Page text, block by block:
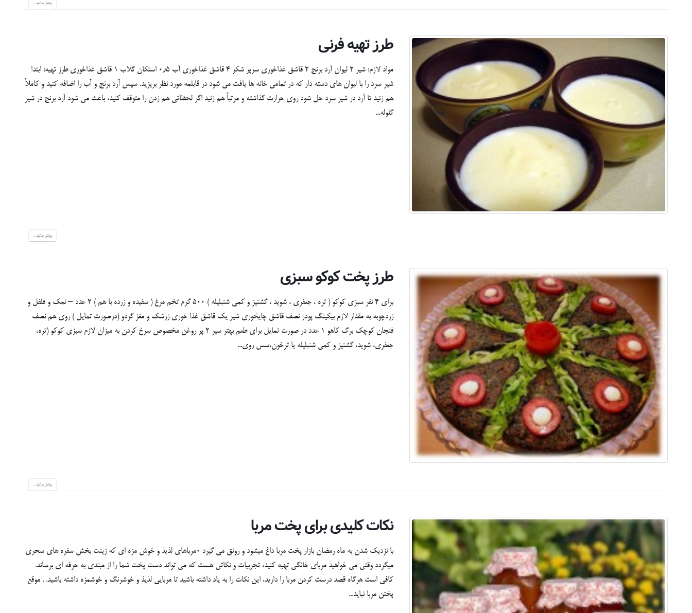
بیشتر بدانید...
طرز تهیه فرنی
مواد لازم: شیر ۲ لیوان آرد برنج ۲ قاشق غذاخوری سرپر شکر ۴ قاشق غذاخوری آب ۰٫۵ استکان گلاب ۱ قاشق غذاخوری طرز تهیه: ابتدا
شیر سرد را با لیوان های دسته دار که در تمامی خانه ها یافت می شود در قابلمه مورد نظر بریزید. سپس آرد برنج و آب را اضافه کنید و کاملاً
هم زنید تا آرد در شیر سرد حل شود روی حرارت گذاشته و مرتباً هم زنید اگر لحظاتی هم زدن را متوقف کنید، باعث می شود آرد برنج در شیر
گلوله...
بیشتر بدانید...
طرز پخت کوکو سبزی
برای ۴ نفر سبزی کوکو ( تره ، جعفری ، شوید ، گشنیز و کمی شنبلیله ) ۵۰۰ گرم تخم مرغ ( سفیده و زرده با هم ) ۲ عدد – نمک و فلفل و
زردچوبه به مقدار لازم بیکینگ پودر نصف قاشق چایخوری شیر یک قاشق غذا خوری زرشک و مغز گردو (درصورت تمایل ) روی هم نصف
فنجان کوچک برگ کاهو ۱ عدد در صورت تمایل برای طعم بهتر سیر ۲ پر روغن مخصوص سرخ کردن به میزان لازم سبزی کوکو (تره،
جعفری، شوید، گشنیز و کمی شنبلیله یا ترخون،سس روی...
بیشتر بدانید...
نکات کلیدی برای پخت مربا
با نزدیک شدن به ماه رمضان بازار پخت مربا داغ میشود و رونق می گیرد ۰مرباهای لذیذ و خوش مزه ای که زینت بخش سفره های سحری
میگردد وقتی می خواهید مربای خانگی تهیه کنید، تجربیات و نکاتی هست که می تواند دست پخت شما را از مبتدی به حرفه ای برساند.
کافی است هرگاه قصد درست کردن مربا را دارید، این نکات را به یاد داشته باشید تا مربایی لذیذ و خوشرنگ و خوشمزه داشته باشید. . موقع
پختن مربا نباید...